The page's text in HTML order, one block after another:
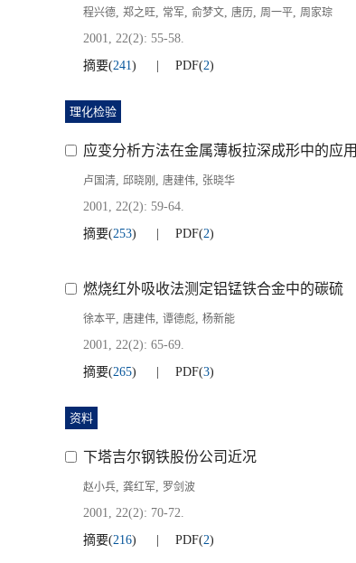
程兴德, 郑之旺, 常军, 俞梦文, 唐历, 周一平, 周家琮
2001, 22(2): 55-58.
摘要(241) PDF(2)
理化检验
应变分析方法在金属薄板拉深成形中的应用
卢国清, 邱晓刚 , 唐建伟, 张晓华
2001, 22(2): 59-64.
摘要(253) PDF(2)
燃烧红外吸收法测定铝锰铁合金中的碳硫
徐本平, 唐建伟, 谭德彪, 杨新能
2001, 22(2): 65-69.
摘要(265) PDF(3)
资料
下塔吉尔钢铁股份公司近况
赵小兵, 龚红军, 罗剑波
2001, 22(2): 70-72.
摘要(216) PDF(2)